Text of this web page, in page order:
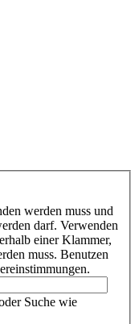
werden muss und
darf. Verwenden
einer Klammer,
muss. Benutzen
Suche wie